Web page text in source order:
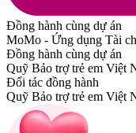
Đồng hành cùng dự án
MoMo - Ứng dụng Tài
Đồng hành cùng dự án
Quỹ Bảo trợ trẻ em Việt
Đối tác đồng hành
Quỹ Bảo trợ trẻ em Việt